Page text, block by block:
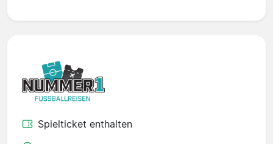
Spielticket enthalten